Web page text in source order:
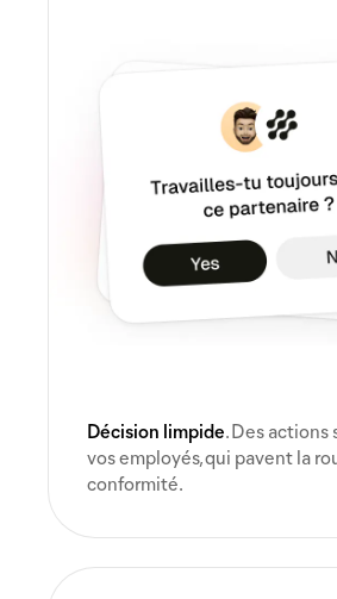
Décision limpide. Des actions
vos employés, qui pavent la
conformité.